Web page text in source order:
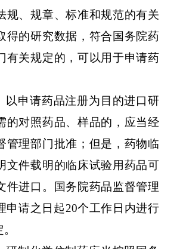
规、规章、标准和规范的有关
得的研究数据，符合国务院药
有关规定的，可以用于申请药
申请药品注册为目的进口研
的对照药品、样品的，应当经
管理部门批准；但是，药物临
文件载明的临床试验用药品可
件进口。国务院药品监督管理
申请之日起20个工作日内进行